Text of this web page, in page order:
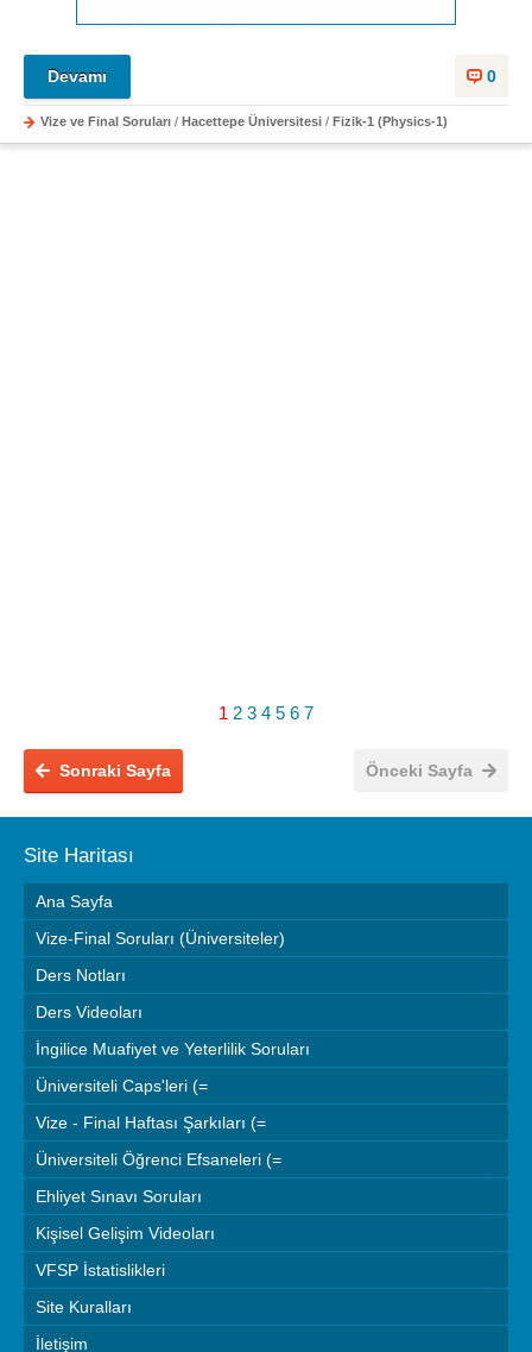
0
Devamı
Vize ve Final Soruları / Hacettepe Üniversitesi / Fizik-1 (Physics-1)
1 2 3 4 5 6 7
Önceki Sayfa
Sonraki Sayfa
Site Haritası
Ana Sayfa
Vize-Final Soruları (Üniversiteler)
Ders Notları
Ders Videoları
İngilice Muafiyet ve Yeterlilik Soruları
Üniversiteli Caps'leri (=
Vize - Final Haftası Şarkıları (=
Üniversiteli Öğrenci Efsaneleri (=
Ehliyet Sınavı Soruları
Kişisel Gelişim Videoları
VFSP İstatislikleri
Site Kuralları
İletişim